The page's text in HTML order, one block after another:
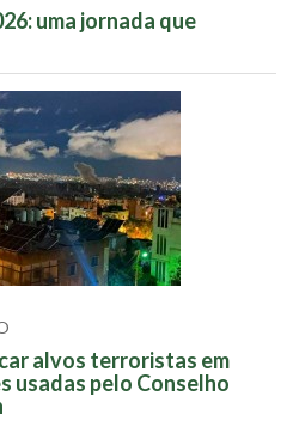
uma jornada que
alvos terroristas em
usadas pelo Conselho